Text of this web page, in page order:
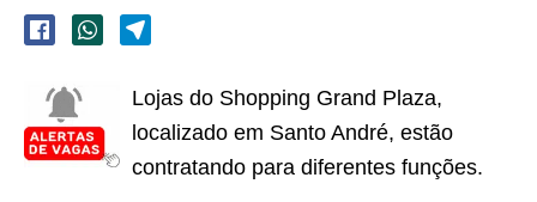
Lojas do Shopping Grand Plaza,
localizado em Santo André, estão
contratando para diferentes funções.